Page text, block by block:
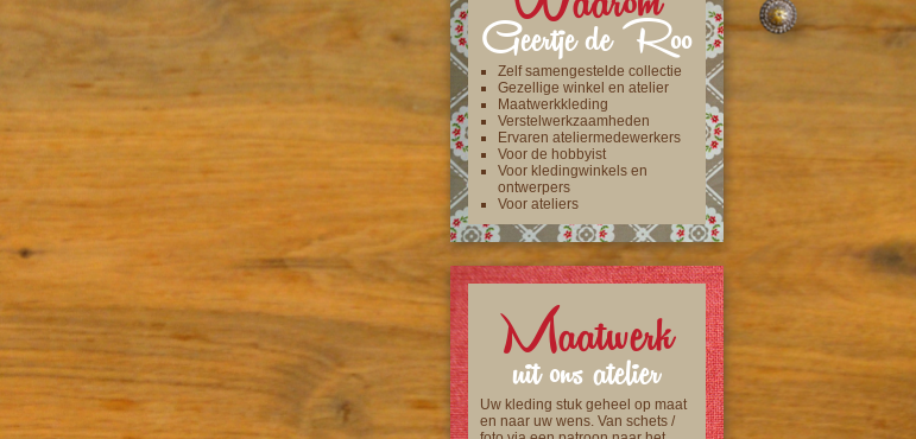
Geertje de Roo
Zelf samengestelde collectie
Gezellige winkel en atelier
Maatwerkkleding
Verstelwerkzaamheden
Ervaren ateliermedewerkers
Voor de hobbyist
Voor kledingwinkels en
ontwerpers
Voor ateliers
Maatwerk
uit ons atelier
Uw kleding stuk geheel op maat
en naar uw wens. Van schets /